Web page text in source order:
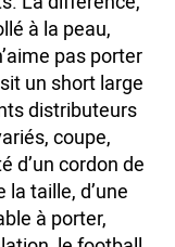
à la peau,
pas porter
un short large
distributeurs
coupe,
d’un cordon de
la taille, d’une
à porter,